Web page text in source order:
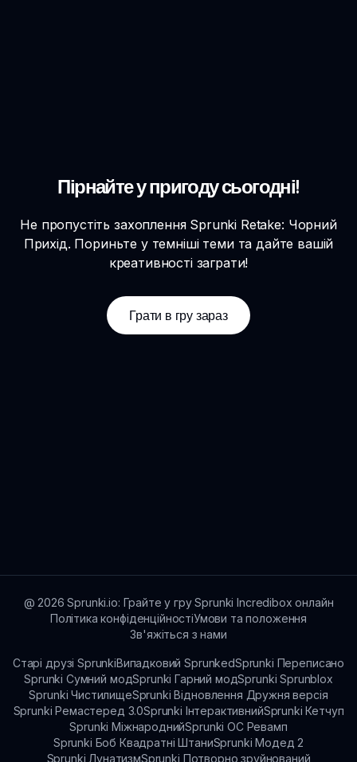
Пірнайте у пригоду сьогодні!
Не пропустіть захоплення Sprunki Retake: Чорний
Прихід. Пориньте у темніші теми та дайте вашій
креативності заграти!
Грати в гру зараз
@ 2026 Sprunki.io: Грайте у гру Sprunki Incredibox онлайн
Політика конфіденційностіУмови та положення
Зв'яжіться з нами
Старі друзі SprunkiВипадковий SprunkedSprunki Переписано
Sprunki Сумний модSprunki Гарний модSprunki Sprunblox
Sprunki ЧистилищеSprunki Відновлення Дружня версія
Sprunki Ремастеред 3.0Sprunki ІнтерактивнийSprunki Кетчуп
Sprunki МіжнароднийSprunki OC Ревамп
Sprunki Боб Квадратні ШтаниSprunki Модед 2
Sprunki ЛунатизмSprunki Потворно зруйнований